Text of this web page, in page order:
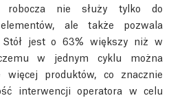
robocza nie służy tylko do
ale także pozwala
Stół jest o 63% większy niż w
w jednym cyklu można
więcej produktów, co znacznie
interwencji operatora w celu